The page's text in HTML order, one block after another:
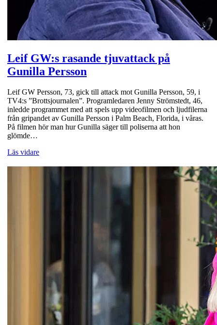
Leif GW:s rasande tjuvattack på
Gunilla Persson
Leif GW Persson, 73, gick till attack mot Gunilla Persson, 59, i
TV4:s ”Brottsjournalen”. Programledaren Jenny Strömstedt, 46,
inledde programmet med att spels upp videofilmen och ljudfilerna
från gripandet av Gunilla Persson i Palm Beach, Florida, i våras.
På filmen hör man hur Gunilla säger till poliserna att hon
glömde…
Läs vidare